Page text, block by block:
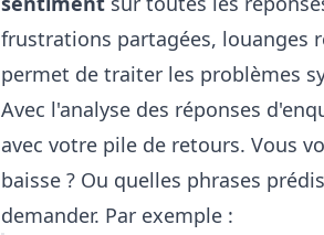
frustrations partagées, louanges
permet de traiter les problèmes
Avec l'analyse des réponses
avec votre pile de retours. Vous
baisse ? Ou quelles phrases
demander. Par exemple :